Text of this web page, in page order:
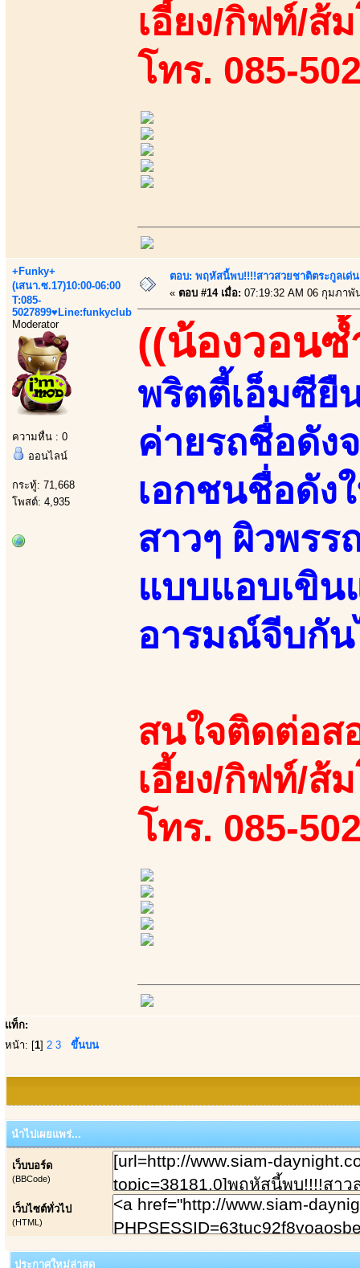
เอี้ยง/กิฟท์/ส้
โทร. 085-
+Funky+
(เสนา.ซ.17)10:00-06:00
T:085-
5027899♥Line:funkyclub
Moderator
ความหื่น : 0
ออนไลน์
กระทู้: 71,668
โพสต์: 4,935
ตอบ: พฤหัสนี้พบ!!!!สาวสวยชาติตระกูลเด่
« ตอบ #14 เมื่อ: 07:19:32 AM 06 กุมภาพั
((น้องวอนซ้
พริตตี้เอ็มซียื
ค่ายรถชื่อดัง
เอกชนชื่อดัง
สาวๆ ผิวพร
แบบแอบเขิน
อารมณ์จีบกัน
สนใจติดต่อส
เอี้ยง/กิฟท์/ส้
โทร. 085-
แท็ก:
หน้า: [1] 2 3 ขึ้นบน
นำไปเผยแพร่...
เว็บบอร์ด
(BBCode)
เว็บไซต์ทั่วไป
(HTML)
ประกาศใหม่ล่าสุด